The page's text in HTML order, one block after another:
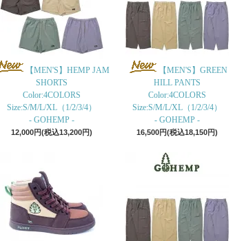
【MEN'S】HEMP JAM
SHORTS
Color:4COLORS
Size:S/M/L/XL（1/2/3/4）
- GOHEMP -
12,000円(税込13,200円)
【MEN'S】GREEN
HILL PANTS
Color:4COLORS
Size:S/M/L/XL（1/2/3/4）
- GOHEMP -
16,500円(税込18,150円)